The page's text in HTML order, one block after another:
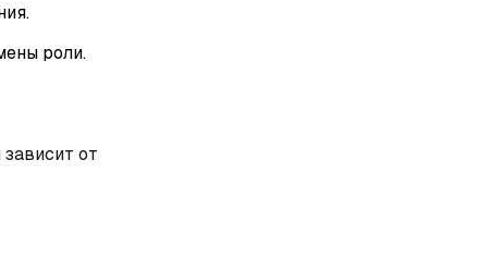
роли.
от